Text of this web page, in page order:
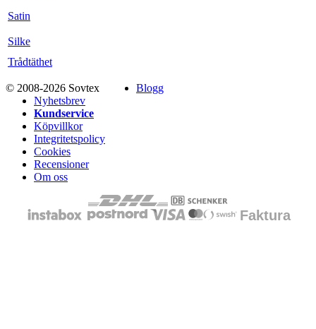
Satin
Silke
Trådtäthet
© 2008-2026 Sovtex
Blogg
Nyhetsbrev
Kundservice
Köpvillkor
Integritetspolicy
Cookies
Recensioner
Om oss